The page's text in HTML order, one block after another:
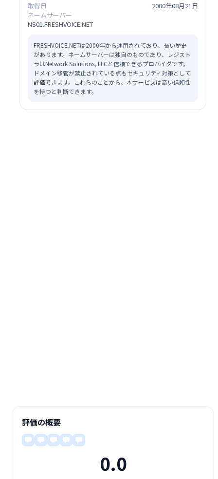
取得日
2000年08月21日
ネームサーバー
NS01.FRESHVOICE.NET
FRESHVOICE.NETは2000年から運用されており、長い歴史
があります。ネームサーバーは独自のものであり、レジスト
ラはNetwork Solutions, LLCと信頼できるプロバイダです。
ドメイン移管が禁止されている点もセキュリティ対策として
評価できます。これらのことから、本サービスは高い信頼性
を持つと判断できます。
評価の概要
0.0